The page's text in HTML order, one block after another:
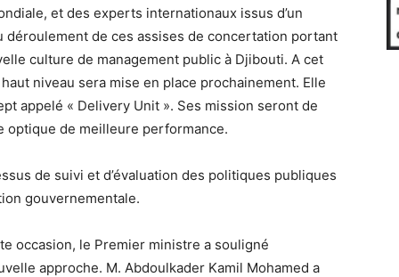
et des experts internationaux issus d’un
de ces assises de concertation portant
culture de management public à Djibouti. A cet
niveau sera mise en place prochainement. Elle
appelé « Delivery Unit ». Ses mission seront de
optique de meilleure performance.
de suivi et d’évaluation des politiques publiques
gouvernementale.
occasion, le Premier ministre a souligné
approche. M. Abdoulkader Kamil Mohamed a